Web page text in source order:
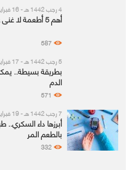
4 رجب 1442 هـ - 16 فبراير 2021 م
أهم 5 أطعمة لا غنى عنها لصحة الكبد
587
5 رجب 1442 هـ - 17 فبراير 2021 م
بطريقة بسيطة..
الدم
571
7 رجب 1442 هـ - 19 فبراير 2021 م
أبرزها داء
بالطعم المر
332